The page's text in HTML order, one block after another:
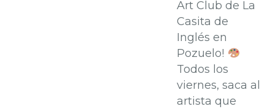
Art Club de La
Casita de
Inglés en
Pozuelo!
Todos los
viernes, saca al
artista que